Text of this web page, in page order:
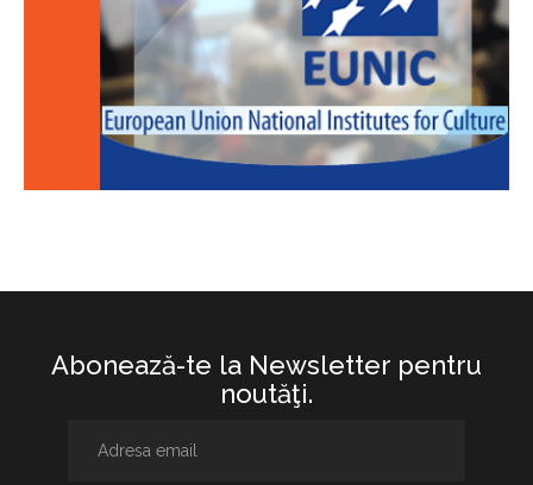
Abonează-te la Newsletter pentru
noutăţi.